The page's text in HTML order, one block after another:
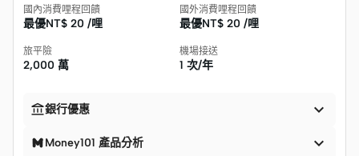
國內消費哩程回饋
最優NT$ 20 /哩
國外消費哩程回饋
最優NT$ 20 /哩
旅平險
2,000 萬
機場接送
1 次/年
銀行優惠 
Money101 產品分析 